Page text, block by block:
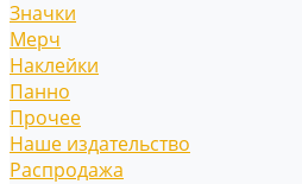
Значки
Мерч
Наклейки
Панно
Прочее
Наше издательство
Распродажа